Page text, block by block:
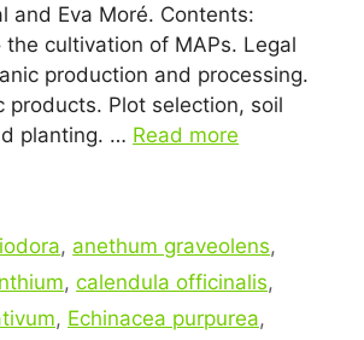
and Eva Moré. Contents:
cultivation of MAPs. Legal
production and processing.
products. Plot selection, soil
planting. … Read more
, anethum graveolens,
, calendula officinalis,
, Echinacea purpurea,